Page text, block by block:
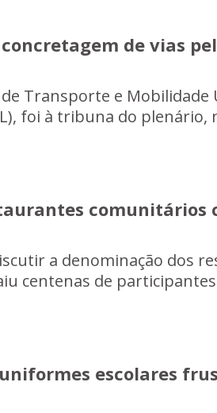
de vias
Transporte e Mobilidade
foi à tribuna do plenário,
comunitários
a denominação dos
centenas de
escolares